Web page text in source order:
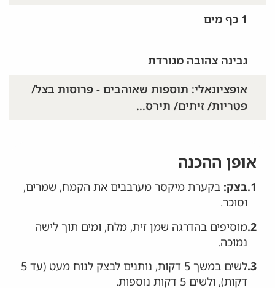
1 כף מים
גבינה צהובה מגורדת
אופציונאלי: תוספות שאוהבים - פרוסות בצל/
פטריות/ זיתים/ תירס...
אופן ההכנה
1. בצק: בקערת מיקסר מערבבים את הקמח, שמרים,
וסוכר.
2. מוסיפים בהדרגה שמן זית, מלח, ומים תוך לישה
נמוכה.
3.
לשים במשך 5 דקות, נותנים לבצק לנוח מעט (עד 5
דקות), ולשים 5 דקות נוספות.